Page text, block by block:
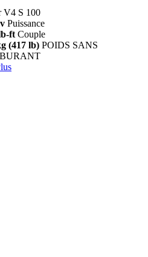
V4 S 100
Puissance
ft Couple
(417 lb) POIDS SANS